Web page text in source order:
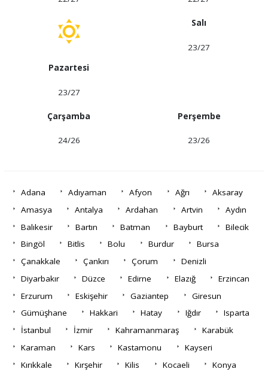
Pazartesi
23/27
Salı
23/27
Çarşamba
24/26
Perşembe
23/26
Adana Adıyaman Afyon Ağrı
Aksaray
Amasya
Antalya Ardahan Artvin
Aydın
Balıkesir
Bartın Batman Bayburt
Bilecik
Bingöl
Bitlis Bolu Burdur
Bursa
Çanakkale
Çankırı Çorum
Denizli
Diyarbakır
Düzce Edirne Elazığ
Erzincan
Erzurum
Eskişehir Gaziantep
Giresun
Gümüşhane
Hakkari Hatay Iğdır
Isparta
İstanbul
İzmir Kahramanmaraş
Karabük
Karaman
Kars Kastamonu
Kayseri
Kırıkkale
Kırşehir Kilis Kocaeli Konya